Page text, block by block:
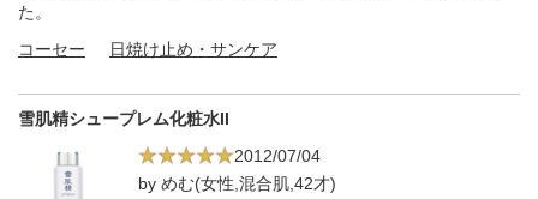
た。
コーセー
日焼け止め・サンケア
雪肌精シュープレム化粧水II
2012/07/04
by めむ(女性,混合肌,42才)